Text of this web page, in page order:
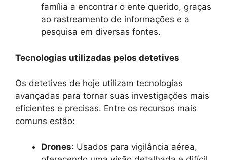
família a encontrar o ente querido, graças
ao rastreamento de informações e a
pesquisa em diversas fontes.
Tecnologias utilizadas pelos detetives
Os detetives de hoje utilizam tecnologias
avançadas para tornar suas investigações mais
eficientes e precisas. Entre os recursos mais
comuns estão:
Drones: Usados para vigilância aérea,